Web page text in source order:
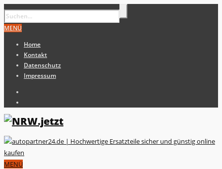
MENÜ
Home
Kontakt
Datenschutz
Impressum
MENÜ